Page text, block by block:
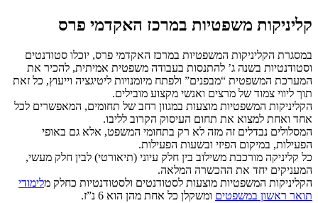
קליניקות משפטיות במרכז האקדמי פרס
במסגרת הקליניקות המשפטיות במרכז האקדמי פרס, יוכלו סטודנטים
וסטודנטיות בשנה ג’ להתנסות בעבודה משפטית אמיתית, להכיר את
המערכת המשפטית “מבפנים” ולפתח מיומנויות ליטיגציה וייעוץ, כל זאת
תוך ליווי צמוד של מרצים ואנשי מקצוע מובילים.
הקליניקות המשפטיות מוצעות במגוון רחב של תחומים, המאפשרים לכל
אחד ואחת למצוא את תחום העיסוק הקרוב לליבו.
המסלולים נבדלים זה מזה לא רק בתחומי המשפט, אלא גם באופי
הפעילות, במיקום הפיזי ובשעות הפעילות.
כל קליניקה מורכבת משילוב בין חלק עיוני (תיאורטי) לבין חלק מעשי,
המעניקים יחד את ההכשרה המלאה.
הקליניקות המשפטיות מוצעות לסטודנטים ולסטודנטיות כחלק מלימודי
תואר ראשון במשפטים ומשקלן כל אחת מהן הוא 6 נ”ז.